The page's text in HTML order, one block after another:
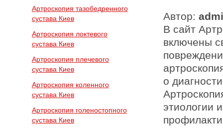
Артроскопия тазобедренного
сустава Киев
Артроскопия локтевого
сустава Киев
Артроскопия плечевого
сустава Киев
Артроскопия коленного
сустава Киев
Артроскопия голеностопного
сустава Киев
Автор:
В сайт
включены
о
этиологии